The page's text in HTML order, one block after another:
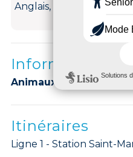
Anglais, Espagnol,
Informations
Animaux acceptés :
Itinéraires
Ligne 1 - Station Saint-